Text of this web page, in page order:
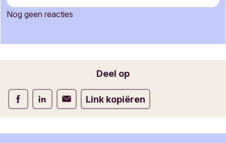
c
e
m
u
l
e
Nog geen reacties
Deel op
Deel op Facebook
Deel op LinkedInDeel op Verstuur per email
Link kopiëren